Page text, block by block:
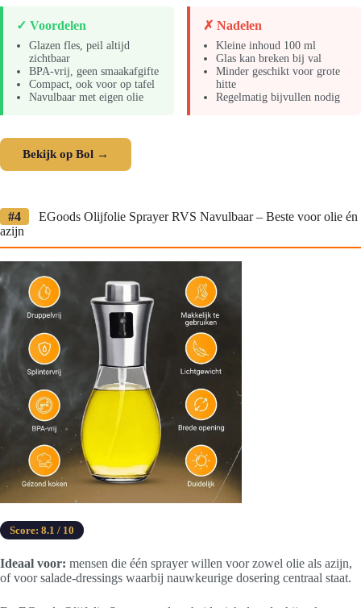
✓ Voordelen
Glazen fles, peil altijd
zichtbaar
BPA-vrij, geen smaakafgifte
Compact, ook voor op tafel
Navulbaar met eigen olie
✗ Nadelen
Kleine inhoud 100 ml
Glas kan breken bij val
Minder geschikt voor grote
hitte
Regelmatig bijvullen nodig
Bekijk op Bol →
#4
EGoods Olijfolie Sprayer RVS Navulbaar – Beste voor olie én
azijn
Score: 8.1 / 10
Ideaal voor: mensen die één sprayer willen voor zowel olie als azijn,
of voor salade-dressings waarbij nauwkeurige dosering centraal staat.